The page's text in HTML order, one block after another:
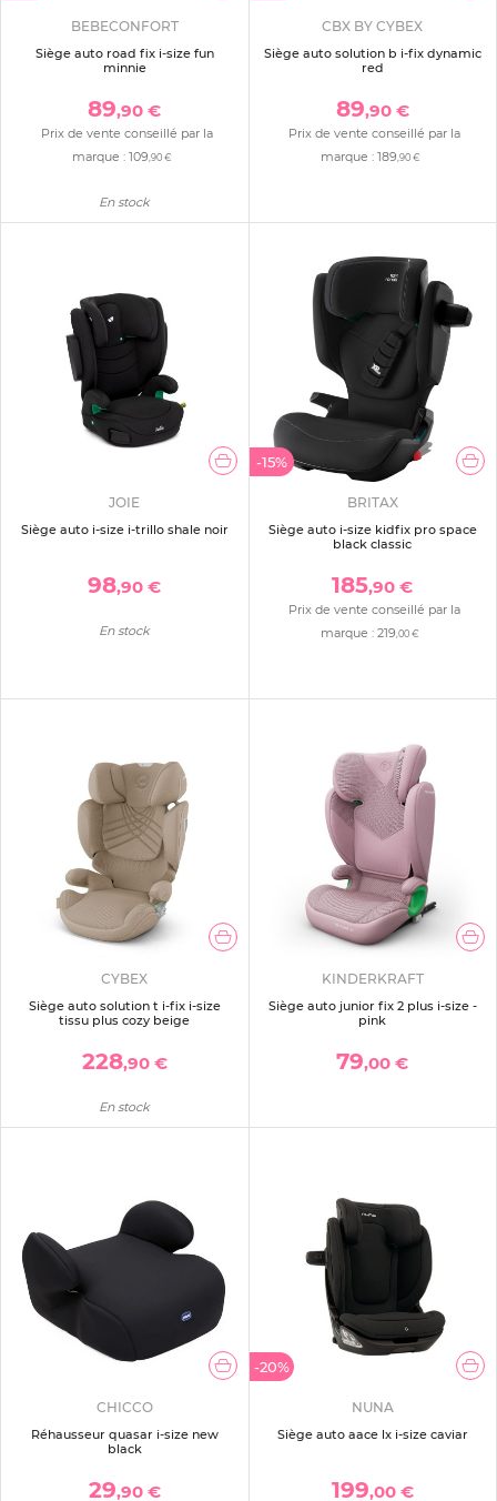
BEBECONFORT
Siège auto road fix i-size fun
minnie
89,90 €
Prix de vente conseillé par la
marque :109,90 €
En stock
CBX BY CYBEX
Siège auto solution b i-fix dynamic
red
89,90 €
Prix de vente conseillé par la
marque : 189,90 €
JOIE
Siège auto i-size i-trillo shale noir
98,90 €
En stock
-15%
BRITAX
Siège auto i-size kidfix pro space
black classic
185,90 €
Prix de vente conseillé par la
marque :219,00 €
CYBEX
Siège auto solution t i-fix i-size
tissu plus cozy beige
228,90 €
En stock
KINDERKRAFT
Siège auto junior fix 2 plus i-size -
pink
79,00 €
CHICCO
Réhausseur quasar i-size new
black
29,90 €
-20%
NUNA
Siège auto aace lx i-size caviar
199,00 €